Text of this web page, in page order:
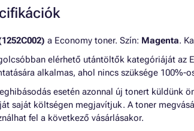
a Economy toner. Szín: Magenta.
elérhető utántöltők kategóriáját az
alkalmas, ahol nincs szüksége 100%-
esetén azonnal új tonert küldünk
saját költségen megjavítjuk. A toner
fel a következő vásárlásakor.